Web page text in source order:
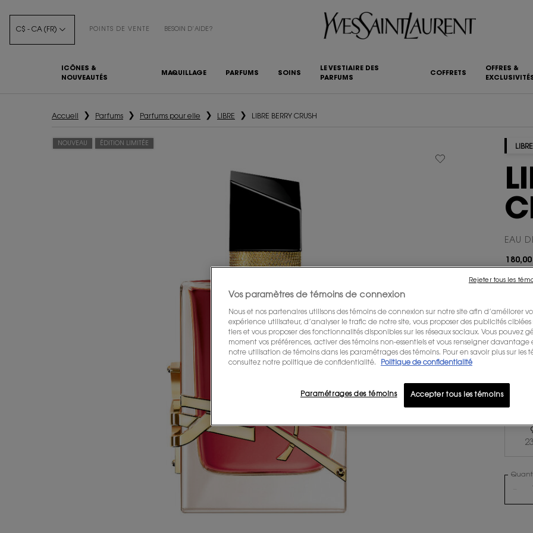
C$ - CA (FR) POINTS DE VENTE BESOIN D’AIDE?
ICÔNES &
NOUVEAUTÉS
MAQUILLAGE PARFUMS SOINS
LE VESTIAIRE DES
PARFUMS
COFFRETS
OFFRES &
Accueil Parfums Parfums pour elle LIBRE LIBRE BERRY CRUSH
LIBRE
EAU
180,00
CE
NOUVEAU ÉDITION LIMITÉE​
Vos paramètres de témoins de connexion
Nous et nos partenaires utilisons des témoins de connexion sur notre site afin d’améliorer
expérience utilisateur, d’analyser le trafic de notre site, vous proposer des publicités ciblées
tiers et vous proposer des fonctionnalités disponibles sur les réseaux sociaux. Vous pouvez
moment vos préférences, activer des témoins non-essentiels et vous renseigner davantage
notre utilisation de témoins dans les paramétrages des témoins. Pour en savoir plus sur les
consultez notre politique de confidentialité.
Politique de confidentialité
Accepter tous les témoins
Paramétrages des témoins
Rejeter tous les